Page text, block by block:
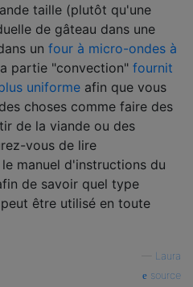
taille (plutôt qu'une
de gâteau dans une
un four à micro-ondes à
partie "convection" fournit
uniforme afin que vous
choses comme faire des
de la viande ou des
vous de lire
manuel d'instructions du
de savoir quel type
être utilisé en toute
Laura
source